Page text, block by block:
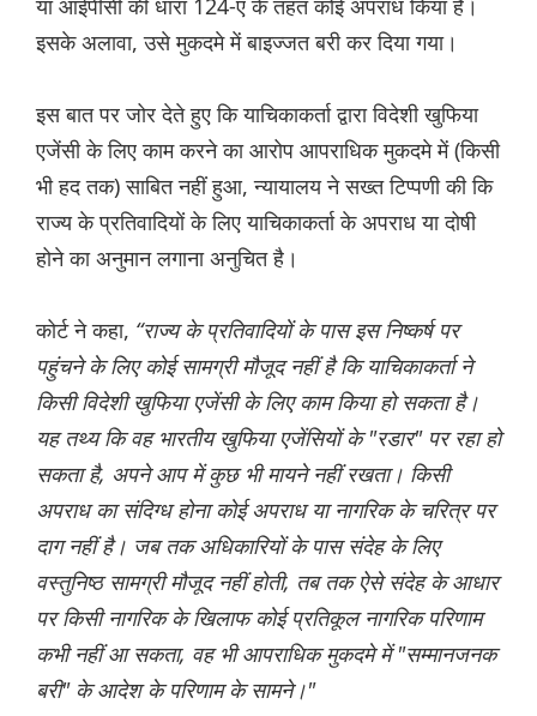
या आईपीसी की धारा 124-ए के तहत कोई अपराध किया है।
इसके अलावा, उसे मुकदमे में बाइज्जत बरी कर दिया गया।
इस बात पर जोर देते हुए कि याचिकाकर्ता द्वारा विदेशी खुफिया
एजेंसी के लिए काम करने का आरोप आपराधिक मुकदमे में (किसी
भी हद तक) साबित नहीं हुआ, न्यायालय ने सख्त टिप्पणी की कि
राज्य के प्रतिवादियों के लिए याचिकाकर्ता के अपराध या दोषी
होने का अनुमान लगाना अनुचित है।
कोर्ट ने कहा, “राज्य के प्रतिवादियों के पास इस निष्कर्ष पर
पहुंचने के लिए कोई सामग्री मौजूद नहीं है कि याचिकाकर्ता ने
किसी विदेशी खुफिया एजेंसी के लिए काम किया हो सकता है।
यह तथ्य कि वह भारतीय खुफिया एजेंसियों के "रडार" पर रहा हो
सकता है, अपने आप में कुछ भी मायने नहीं रखता। किसी
अपराध का संदिग्ध होना कोई अपराध या नागरिक के चरित्र पर
दाग नहीं है। जब तक अधिकारियों के पास संदेह के लिए
वस्तुनिष्ठ सामग्री मौजूद नहीं होती, तब तक ऐसे संदेह के आधार
पर किसी नागरिक के खिलाफ कोई प्रतिकूल नागरिक परिणाम
कभी नहीं आ सकता, वह भी आपराधिक मुकदमे में "सम्मानजनक
बरी" के आदेश के परिणाम के सामने।"